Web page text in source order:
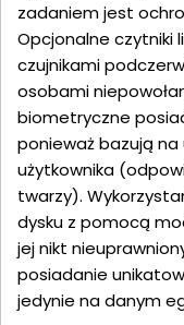
zadaniem jest
Opcjonalne czytniki
czujnikami
osobami
biometryczne
ponieważ bazują
użytkownika
twarzy).
dysku z pomocą
jej nikt
posiadanie
jedynie na danym